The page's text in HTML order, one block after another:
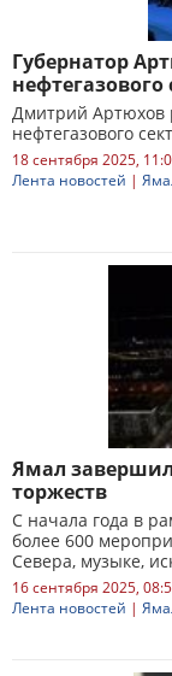
Губернатор
нефтегазового
Дмитрий Артюхов
нефтегазового
18 сентября 2025,
Лента новостей |
Ямал
торжеств
С начала года в
более 600
Севера, музыке,
16 сентября 2025,
Лента новостей |